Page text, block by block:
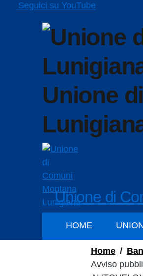
Seguici su YouTube
Unione
Unione di
HOME
Home /
Avviso